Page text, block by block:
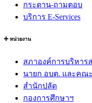
กระดาน-ถามตอบ
บริการ E-Services
หน่วยงาน
สภาองค์การบริหาร
นายก อบต. และคณ
สำนักปลัด
กองการศึกษาฯ